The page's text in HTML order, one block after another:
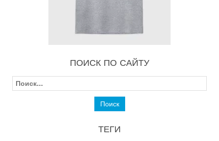
ПОИСК ПО САЙТУ
Найти:
ТЕГИ